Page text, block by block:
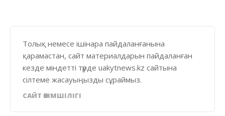
Толық немесе ішінара пайдаланғанына
қарамастан, сайт материалдарын пайдаланған
кезде міндетті түрде uakytnews.kz сайтына
сілтеме жасауыңызды сұраймыз.
САЙТ ӘКІМШІЛІГІ